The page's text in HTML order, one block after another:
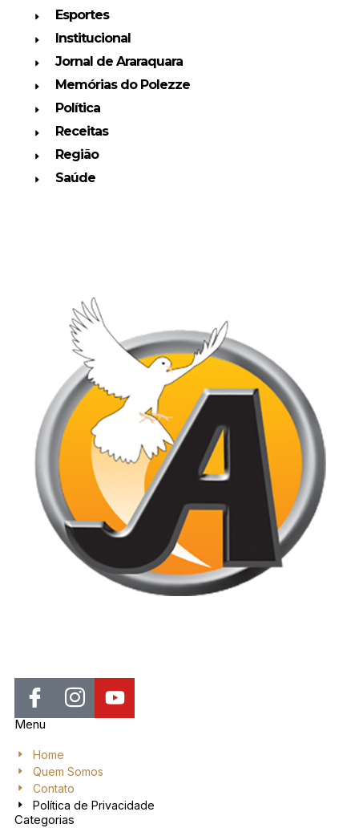
Esportes
Institucional
Jornal de Araraquara
Memórias do Polezze
Política
Receitas
Região
Saúde
Menu
Home
Quem Somos
Contato
Política de Privacidade
Categorias